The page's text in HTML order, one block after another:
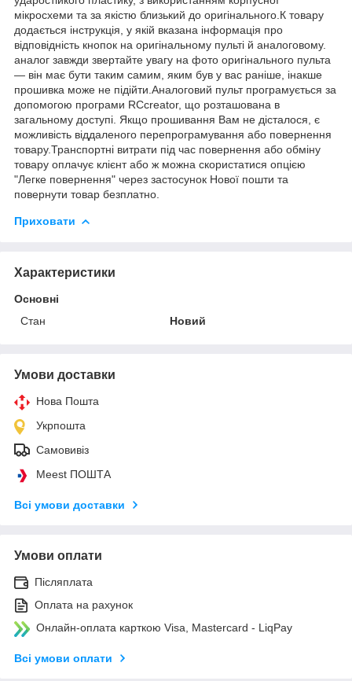
мікросхеми та за якістю близький до оригінального.К товару
додається інструкція, у якій вказана інформація про
відповідність кнопок на оригінальному пульті й аналоговому.
аналог завжди звертайте увагу на фото оригінального пульта
— він має бути таким самим, яким був у вас раніше, інакше
прошивка може не підійти.Аналоговий пульт програмується за
допомогою програми RCcreator, що розташована в
загальному доступі. Якщо прошивання Вам не дісталося, є
можливість віддаленого перепрограмування або повернення
товару.Транспортні витрати під час повернення або обміну
товару оплачує клієнт або ж можна скористатися опцією
"Легке повернення" через застосунок Нової пошти та
повернути товар безплатно.
Приховати
Характеристики
Основні
Стан
Новий
Умови доставки
Нова Пошта
Укрпошта
Самовивіз
Meest ПОШТА
Всі умови доставки
Умови оплати
Післяплата
Оплата на рахунок
Онлайн-оплата карткою Visa, Mastercard - LiqPay
Всі умови оплати